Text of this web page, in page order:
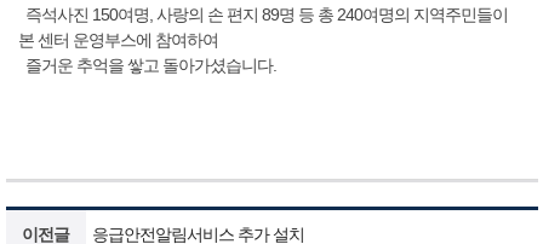
즉석사진 150여명, 사랑의 손 편지 89명 등 총 240여명의 지역주민들이
본 센터 운영부스에 참여하여
즐거운 추억을 쌓고 돌아가셨습니다.
이전글 응급안전알림서비스 추가 설치